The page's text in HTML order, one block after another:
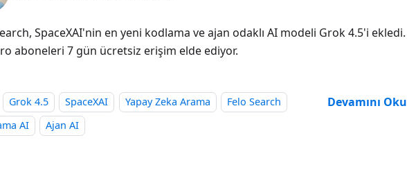
SpaceXAI'nin en yeni kodlama ve ajan odaklı AI modeli Grok 4.5'i ekledi.
aboneleri 7 gün ücretsiz erişim elde ediyor.
Grok 4.5 SpaceXAI Yapay Zeka Arama
Felo Search
AI
Ajan AI
Devamını Oku